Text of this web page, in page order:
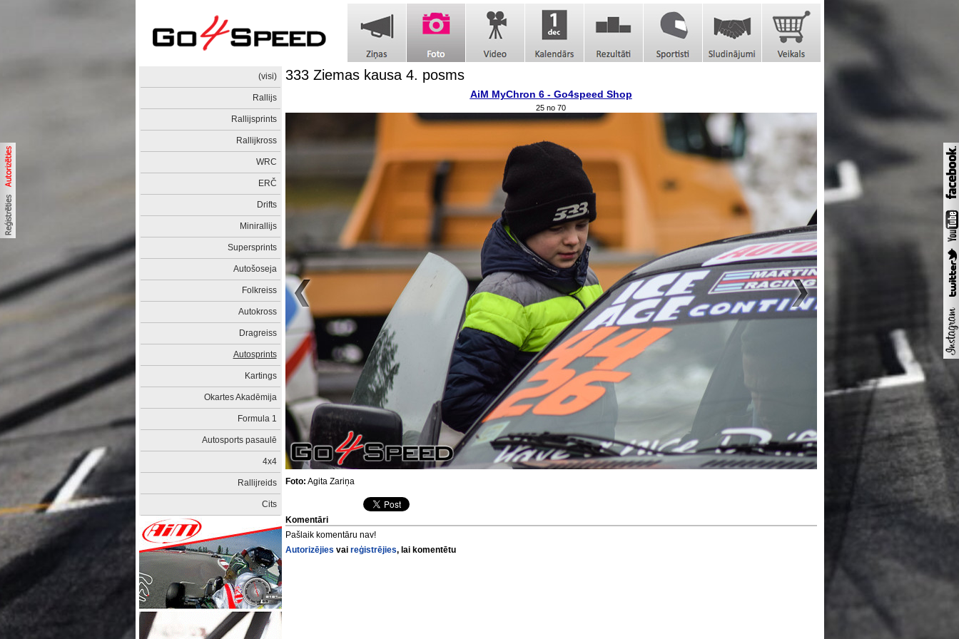
(visi)
Rallijs
Rallijsprints
Rallijkross
WRC
ERČ
Drifts
Minirallijs
Supersprints
Autošoseja
Folkreiss
Autokross
Dragreiss
Autosprints
Kartings
Okartes Akadēmija
Formula 1
Autosports pasaulē
4x4
Rallijreids
Cits
333 Ziemas kausa 4. posms
AiM MyChron 6 - Go4speed Shop
25 no 70
Foto: Agita Zariņa
Komentāri
Pašlaik komentāru nav!
Autorizējies vai reģistrējies, lai komentētu